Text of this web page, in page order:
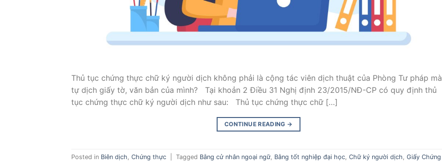
Thủ tục chứng thực chữ ký người dịch không phải là cộng tác viên dịch thuật của Phòng Tư pháp mà
tự dịch giấy tờ, văn bản của mình? Tại khoản 2 Điều 31 Nghị định 23/2015/NĐ-CP có quy định thủ
tục chứng thực chữ ký người dịch như sau: Thủ tục chứng thực chữ […]
CONTINUE READING →
Posted in Biên dịch, Chứng thực Tagged Bằng cử nhân ngoại ngữ, Bằng tốt nghiệp đại học, Chữ ký người dịch, Giấy Chứng